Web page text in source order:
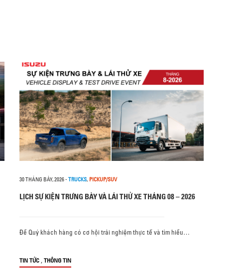
30 THÁNG BẢY, 2026- TRUCKS, PICKUP/SUV
LỊCH SỰ KIỆN TRƯNG BÀY VÀ LÁI THỬ XE THÁNG 08 – 2026
Để Quý khách hàng có cơ hội trải nghiệm thực tế và tìm hiểu…
TIN TỨC , THÔNG TIN